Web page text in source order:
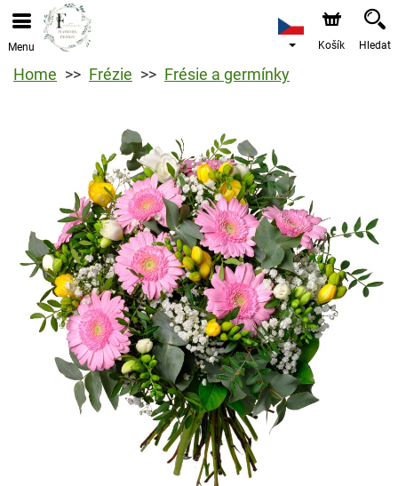
Menu Košík Hledat
Home Frézie Frésie a germínky